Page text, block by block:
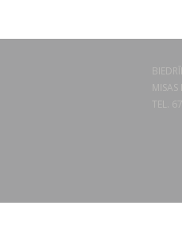
TEL.